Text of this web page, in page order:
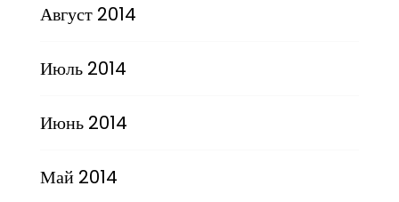
Август 2014
Июль 2014
Июнь 2014
Май 2014